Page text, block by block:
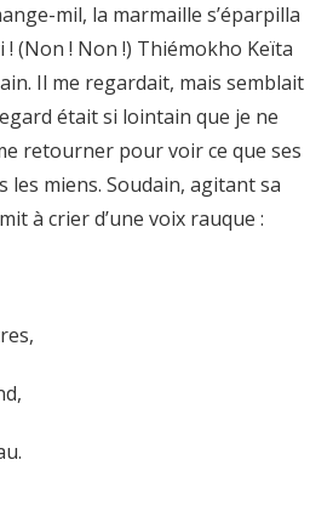
mil, la marmaille s’éparpilla
! (Non ! Non !) Thiémokho Keïta
Il me regardait, mais semblait
était si lointain que je ne
retourner pour voir ce que ses
les miens. Soudain, agitant sa
à crier d’une voix rauque :